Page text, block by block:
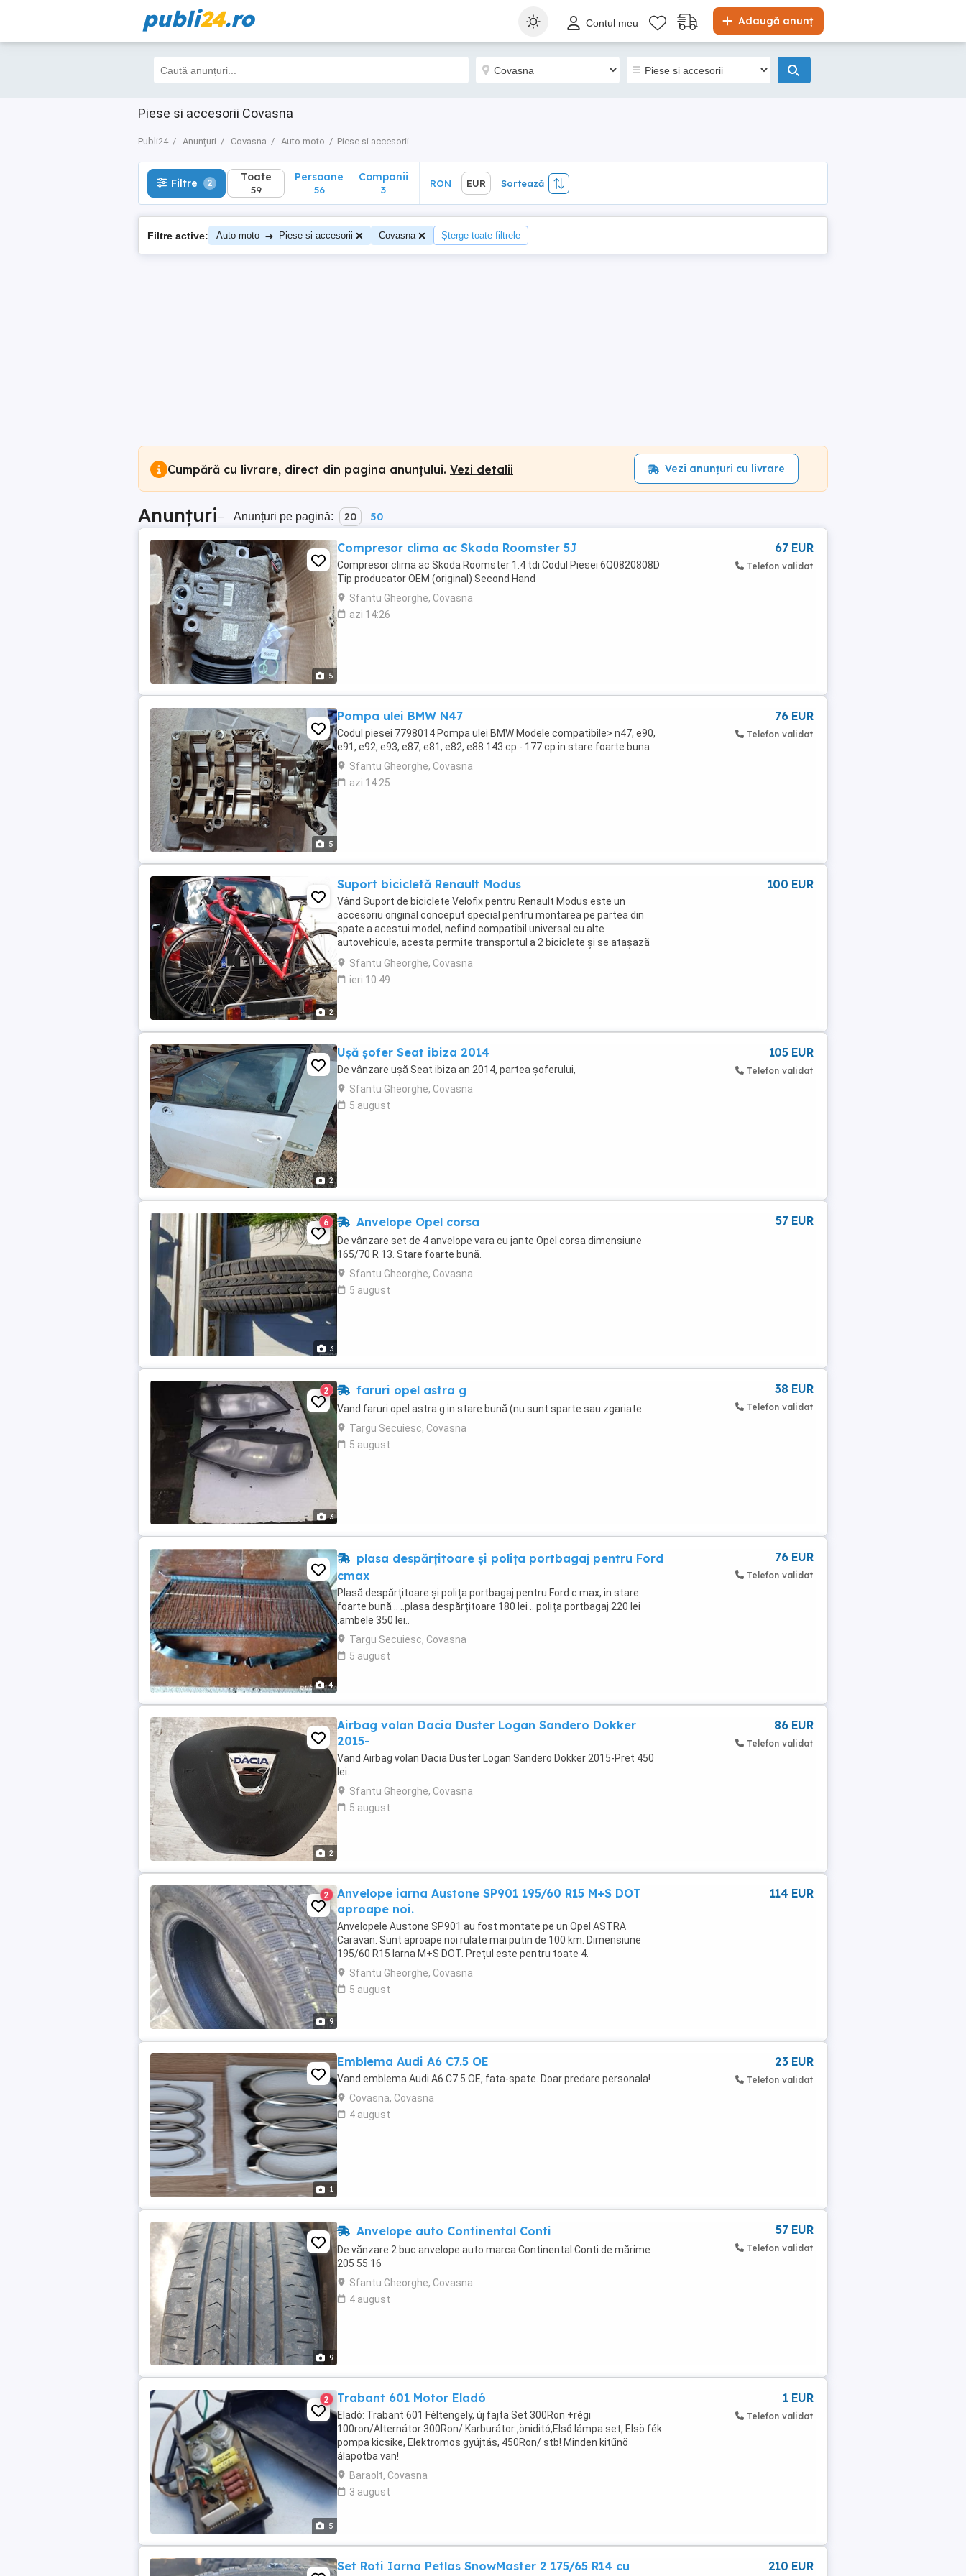
publi24.ro Adaugă anunț
Contul meu
Piese si accesorii Covasna
Publi24 Anunțuri Covasna Auto moto Piese si accesorii
Filtre 2 Toate
59
Sortează
Filtre 2 Toate
59
Persoane
56
Companii
3
RON EUR Sortează
Filtre active: Auto moto → Piese si accesorii Covasna Șterge toate filtrele
Cumpără cu livrare, direct din pagina anunțului. Vezi detalii Vezi anunțuri cu livrare
Anunțuri– Anunțuri pe pagină: 20 50
5
Compresor clima ac Skoda Roomster 5J
Compresor clima ac Skoda Roomster 1.4 tdi Codul Piesei 6Q0820808D
Tip producator OEM (original) Second Hand
Sfantu Gheorghe, Covasna
azi 14:26
67 EUR
Telefon validat
5
Pompa ulei BMW N47
Codul piesei 7798014 Pompa ulei BMW Modele compatibile> n47, e90,
e91, e92, e93, e87, e81, e82, e88 143 cp - 177 cp in stare foarte buna
Sfantu Gheorghe, Covasna
azi 14:25
76 EUR
Telefon validat
2
Suport bicicletă Renault Modus
Vând Suport de biciclete Velofix pentru Renault Modus este un
accesoriu original conceput special pentru montarea pe partea din
spate a acestui model, nefiind compatibil universal cu alte
autovehicule, acesta permite transportul a 2 biciclete și se atașază
direct pe elementele de fixare dedicate de pe ...
Sfantu Gheorghe, Covasna
ieri 10:49
100 EUR
2
Ușă șofer Seat ibiza 2014
De vânzare ușă Seat ibiza an 2014, partea șoferului,
Sfantu Gheorghe, Covasna
5 august
105 EUR
Telefon validat
3
6 Anvelope Opel corsa
De vânzare set de 4 anvelope vara cu jante Opel corsa dimensiune
165/70 R 13. Stare foarte bună.
Sfantu Gheorghe, Covasna
5 august
57 EUR
3
2 faruri opel astra g
Vand faruri opel astra g in stare bună (nu sunt sparte sau zgariate
Targu Secuiesc, Covasna
5 august
38 EUR
Telefon validat
4
plasa despărțitoare și polița portbagaj pentru Ford
cmax
Plasă despărțitoare și polița portbagaj pentru Ford c max, in stare
foarte bună .. ..plasa despărțitoare 180 lei .. polița portbagaj 220 lei
.ambele 350 lei..
Targu Secuiesc, Covasna
5 august
76 EUR
Telefon validat
2
Airbag volan Dacia Duster Logan Sandero Dokker
2015-
Vand Airbag volan Dacia Duster Logan Sandero Dokker 2015-Pret 450
lei.
Sfantu Gheorghe, Covasna
5 august
86 EUR
Telefon validat
9
2
Anvelope iarna Austone SP901 195/60 R15 M+S DOT
aproape noi.
Anvelopele Austone SP901 au fost montate pe un Opel ASTRA
Caravan. Sunt aproape noi rulate mai putin de 100 km. Dimensiune
195/60 R15 Iarna M+S DOT. Prețul este pentru toate 4.
Sfantu Gheorghe, Covasna
5 august
114 EUR
1
Emblema Audi A6 C7.5 OE
Vand emblema Audi A6 C7.5 OE, fata-spate. Doar predare personala!
Covasna, Covasna
4 august
23 EUR
Telefon validat
9
Anvelope auto Continental Conti
De vănzare 2 buc anvelope auto marca Continental Conti de mărime
205 55 16
Sfantu Gheorghe, Covasna
4 august
57 EUR
Telefon validat
5
2 Trabant 601 Motor Eladó
Eladó: Trabant 601 Féltengely, új fajta Set 300Ron +régi
100ron/Alternátor 300Ron/ Karburátor ,öniditó,Első lámpa set, Elsö fék
pompa kicsike, Elektromos gyújtás, 450Ron/ stb! Minden kitűnö
álapotba van!
Baraolt, Covasna
3 august
1 EUR
Telefon validat
Set Roti Iarna Petlas SnowMaster 2 175/65 R14 cu
210 EUR